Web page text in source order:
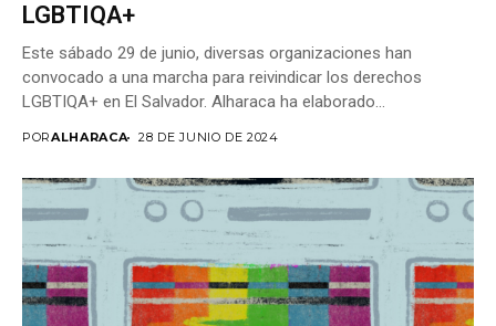
LGBTIQA+
Este sábado 29 de junio, diversas organizaciones han
convocado a una marcha para reivindicar los derechos
LGBTIQA+ en El Salvador. Alharaca ha elaborado...
PORALHARACA 28 DE JUNIO DE 2024